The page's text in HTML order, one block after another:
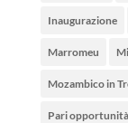
Inaugurazione
Marromeu
Mozambico in
Pari opportunità